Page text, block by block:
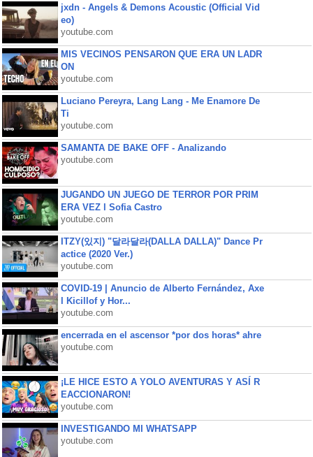
jxdn - Angels & Demons Acoustic (Official Vid
eo)
youtube.com
MIS VECINOS PENSARON QUE ERA UN LADR
ON
youtube.com
Luciano Pereyra, Lang Lang - Me Enamore De
Ti
youtube.com
SAMANTA DE BAKE OFF - Analizando
youtube.com
JUGANDO UN JUEGO DE TERROR POR PRIM
ERA VEZ l Sofia Castro
youtube.com
ITZY(있지) "달라달라(DALLA DALLA)" Dance Pr
actice (2020 Ver.)
youtube.com
COVID-19 | Anuncio de Alberto Fernández, Axe
l Kicillof y Hor...
youtube.com
encerrada en el ascensor *por dos horas* ahre
youtube.com
¡LE HICE ESTO A YOLO AVENTURAS Y ASÍ R
EACCIONARON!
youtube.com
INVESTIGANDO MI WHATSAPP
youtube.com